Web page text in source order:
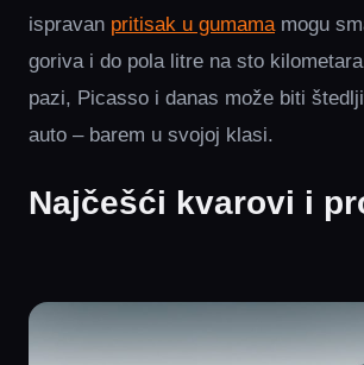
ispravan pritisak u gumamamogu
goriva i do pola litre na sto
pazi, Picasso i danas može biti
auto – barem u svojoj klasi.
Najčešći kvarovi i